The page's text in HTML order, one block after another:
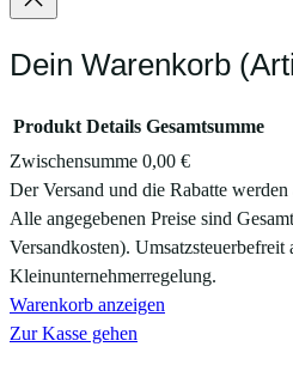
Dein Warenkorb
Produkte
im
Warenkorb
Produkt Details Gesamtsumme
Zwischensumme 0,00 €
Der Versand und die Rabatte werden
Alle angegebenen Preise sind
Versandkosten). Umsatzsteuerbefreit
Kleinunternehmerregelung.
Warenkorb anzeigen
Zur Kasse gehen